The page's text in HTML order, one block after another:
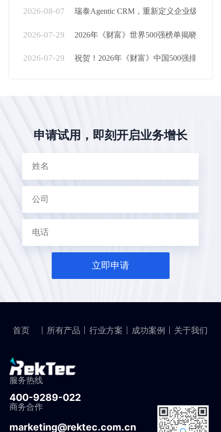
2026-08-07 瑞泰Agentic CRM，重新定义企业级AI的...
2026-07-29 2026年《财富》世界500强榜单揭晓，瑞...
2026-07-29 祝贺！2026年《财富》中国500强排行榜...
申请试用，即刻开启业务增长
立即申请
首页 所有产品 行业方案 成功案例 关于我们
服务热线
400-9289-022
商务合作
marketing@rektec.com.cn